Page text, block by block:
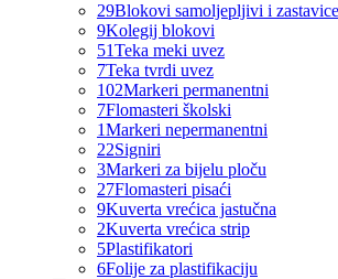
29Blokovi samoljepljivi i zastavice
9Kolegij blokovi
51Teka meki uvez
7Teka tvrdi uvez
102Markeri permanentni
7Flomasteri školski
1Markeri nepermanentni
22Signiri
3Markeri za bijelu ploču
27Flomasteri pisaći
9Kuverta vrećica jastučna
2Kuverta vrećica strip
5Plastifikatori
6Folije za plastifikaciju